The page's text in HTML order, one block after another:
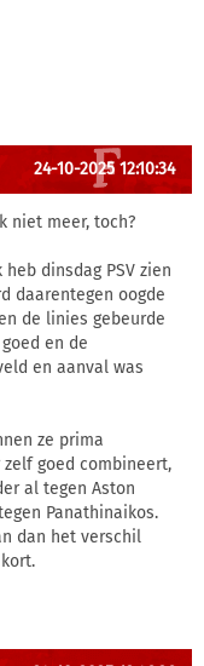
24-10-2025 12:10:34
niet meer, toch?
dinsdag PSV zien
daarentegen oogde
de linies gebeurde
en de
en aanval was
ze prima
goed combineert,
al tegen Aston
Panathinaikos.
dan het verschil